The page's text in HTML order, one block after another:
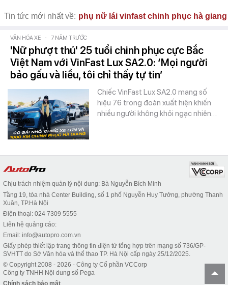
Tin tức mới nhất về: phụ nữ lái vinfast chinh phục hà giang
VĂN HÓA XE - 7 NĂM TRƯỚC
'Nữ phượt thủ' 25 tuổi chinh phục cực Bắc
Việt Nam với VinFast Lux SA2.0: ‘Mọi người
bảo gấu và liều, tôi chỉ thấy tự tin’
Chiếc VinFast Lux SA2.0 mang số
hiệu 76 trong đoàn xuất hiện khiến
nhiều người không khỏi ngạc nhiên…
Chịu trách nhiệm quản lý nội dung: Bà Nguyễn Bích Minh
Tầng 19, tòa nhà Center Building, số 1 phố Nguyễn Huy Tưởng, phường Thanh
Xuân, TP.Hà Nội
Điện thoại: 024 7309 5555
Liên hệ quảng cáo:
Email: info@autopro.com.vn
Giấy phép thiết lập trang thông tin điện tử tổng hợp trên mạng số 736/GP-
SVHTT do Sở Văn hóa và thể thao TP. Hà Nội cấp ngày 25/12/2025.
© Copyright 2008 - 2026 - Công ty Cổ phần VCCorp
Công ty TNHH Nội dung số Pega
Chính sách bảo mật